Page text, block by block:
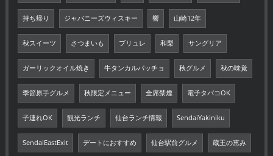
持ち帰り ジャパニーズウィスキー 響 山崎12年
秋スイーツ さつまいも ブリュレ 和梨 サングリア
ガーリックオイル焼き 牛タンカルパッチョ 秋グルメ 秋の味覚
季節原手グルメ 秋限定メニュー 全席禁煙 電子タバコOK
子連れOK 観光ランチ 仙台ランチ情報 SendaiYakiniku
SendaiEastExit デートにおすすめ 仙台駅前グルメ 蔵王の恵み